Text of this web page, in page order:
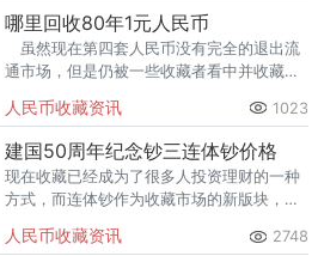
民币整版连钞为什么如此
哪里回收80年1元人民币
虽然现在第四套人民币没有完全的退出流
通市场，但是仍被一些收藏者看中并收藏，
相信以后的某一天一定会令人刮目相看的。
人民币收藏资讯 1023
建国50周年纪念钞三连体钞价格
现在收藏已经成为了很多人投资理财的一种
方式，而连体钞作为收藏市场的新版块，已
年纪念钞三连体钞在刚开始发行的时候并没
人民币收藏资讯 2748